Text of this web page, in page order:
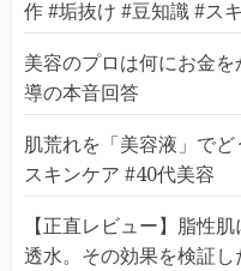
作 #垢抜け #豆知識 #ス
美容のプロは何にお金
導の本音回答
肌荒れを「美容液」で
スキンケア #40代美容
【正直レビュー】脂性
透水。その効果を検証